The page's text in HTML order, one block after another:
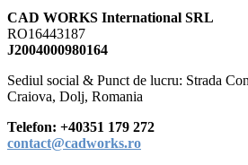
CAD WORKS International SRL
RO16443187
J2004000980164
Sediul social & Punct de lucru: Strada
Craiova, Dolj, Romania
Telefon: +40351 179 272
contact@cadworks.ro